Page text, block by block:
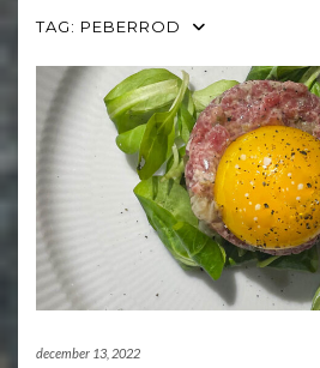
TAG: PEBERROD
december 13, 2022